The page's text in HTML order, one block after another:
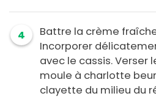
4
Battre la crème
Incorporer
avec le cassis. Verser
moule à charlotte
clayette du milieu du